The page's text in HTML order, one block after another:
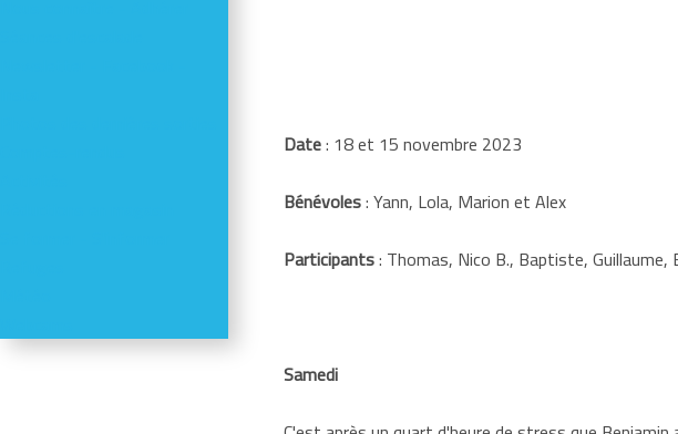
Date: 18 et 15 novembre 2023
Bénévoles: Yann, Lola, Marion et Alex
Participants: Thomas, Nico B., Baptiste,
Samedi